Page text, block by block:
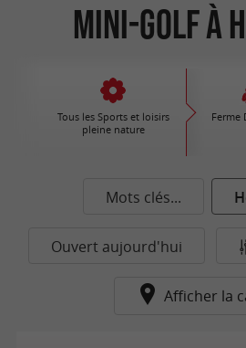
Mini-Golf à
Tous les Sports et loisirs
pleine nature
Ferme
Mots clés...
Ouvert aujourd'hui
Afficher la